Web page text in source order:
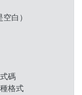
白）
碼
格式